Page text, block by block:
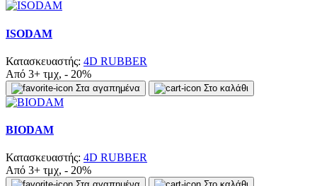
ISODAM
Κατασκευαστής: 4D RUBBER
Από 3+ τμχ, - 20%
Στα αγαπημένα Στο καλάθι
BIODAM
Κατασκευαστής: 4D RUBBER
Από 3+ τμχ, - 20%